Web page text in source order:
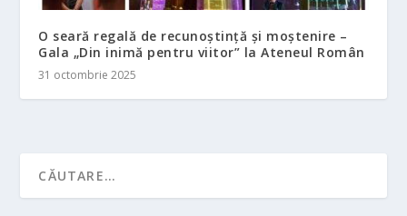
O seară regală de recunoștință și moștenire –
Gala „Din inimă pentru viitor” la Ateneul Român
31 octombrie 2025